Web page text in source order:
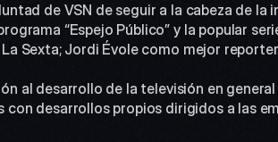
de VSN de seguir a la cabeza de la
Sexta; Jordi Évole como mejor
desarrollos propios dirigidos a las